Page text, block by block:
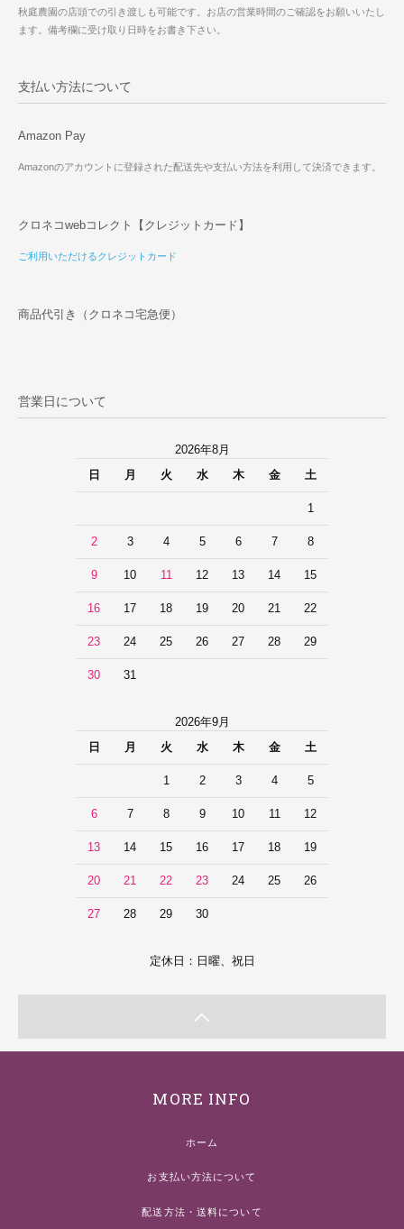
秋庭農園の店頭での引き渡しも可能です。お店の営業時間のご確認をお願いいたし
ます。備考欄に受け取り日時をお書き下さい。
支払い方法について
Amazon Pay
Amazonのアカウントに登録された配送先や支払い方法を利用して決済できます。
クロネコwebコレクト【クレジットカード】
ご利用いただけるクレジットカード
商品代引き（クロネコ宅急便）
営業日について
2026年8月
日
月 火 水 木 金 土
1
2 3 4 5 6 7 8
9 10 11 12 13 14 15
16 17 18 19 20 21 22
23 24 25 26 27 28 29
30 31
2026年9月
日
月 火 水 木 金 土
1 2 3 4 5
6 7 8 9 10 11 12
13 14 15 16 17 18 19
20 21 22 23 24 25 26
27 28 29 30
定休日：日曜、祝日
MORE INFO
ホーム
お支払い方法について
配送方法・送料について